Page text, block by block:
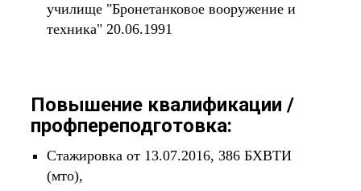
училище "Бронетанковое вооружение и
техника" 20.06.1991
Повышение квалификации /
профпереподготовка:
Стажировка от 13.07.2016, 386 БХВТИ
(мто),